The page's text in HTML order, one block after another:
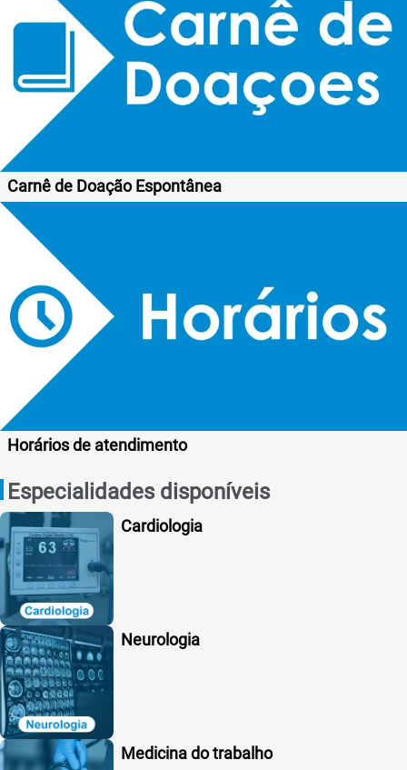
Carnê de Doação Espontânea
Horários de atendimento
Especialidades disponíveis
Cardiologia
Neurologia
Medicina do trabalho